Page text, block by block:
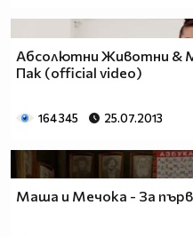
Абсолютни Животни &
Пак (official video)
164 345 25.07.2013
Маша и Мечока - За